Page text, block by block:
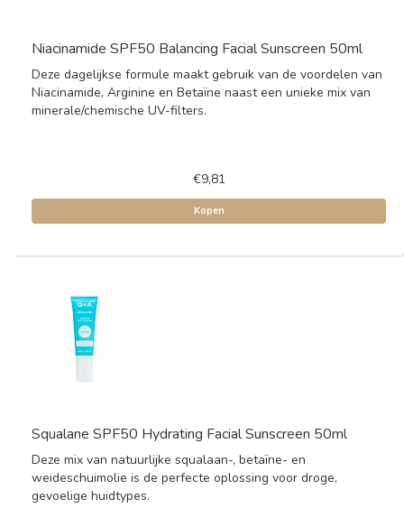
Niacinamide SPF50 Balancing Facial Sunscreen 50ml
Deze dagelijkse formule maakt gebruik van de voordelen van
Niacinamide, Arginine en Betaïne naast een unieke mix van
minerale/chemische UV-filters.
€9,81
Kopen
Squalane SPF50 Hydrating Facial Sunscreen 50ml
Deze mix van natuurlijke squalaan-, betaïne- en
weideschuimolie is de perfecte oplossing voor droge,
gevoelige huidtypes.